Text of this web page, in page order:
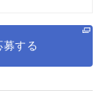
募する